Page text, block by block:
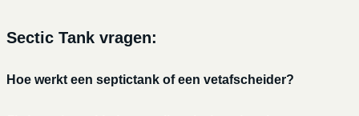
Sectic Tank vragen:
Hoe werkt een septictank of een vetafscheider?